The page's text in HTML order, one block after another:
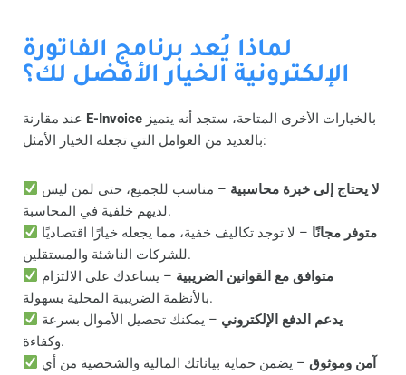
لماذا يُعد برنامج الفاتورة
الإلكترونية الخيار الأفضل لك؟
E-Invoice
بالعديد من العوامل التي تجعله الخيار الأمثل:
لا يحتاج إلى خبرة محاسبية – مناسب للجميع، حتى لمن ليس
لديهم خلفية في المحاسبة.
متوفر مجانًا – لا توجد تكاليف خفية، مما يجعله خيارًا اقتصاديًا
للشركات الناشئة والمستقلين.
متوافق مع القوانين الضريبية – يساعدك على الالتزام
بالأنظمة الضريبية المحلية بسهولة.
يدعم الدفع الإلكتروني – يمكنك تحصيل الأموال بسرعة
وكفاءة.
آمن وموثوق– يضمن حماية بياناتك المالية والشخصية من أي